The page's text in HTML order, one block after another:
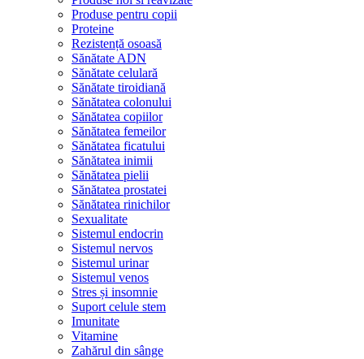
Produse pentru copii
Proteine
Rezistență osoasă
Sănătate ADN
Sănătate celulară
Sănătate tiroidiană
Sănătatea colonului
Sănătatea copiilor
Sănătatea femeilor
Sănătatea ficatului
Sănătatea inimii
Sănătatea pielii
Sănătatea prostatei
Sănătatea rinichilor
Sexualitate
Sistemul endocrin
Sistemul nervos
Sistemul urinar
Sistemul venos
Stres și insomnie
Suport celule stem
Imunitate
Vitamine
Zahărul din sânge